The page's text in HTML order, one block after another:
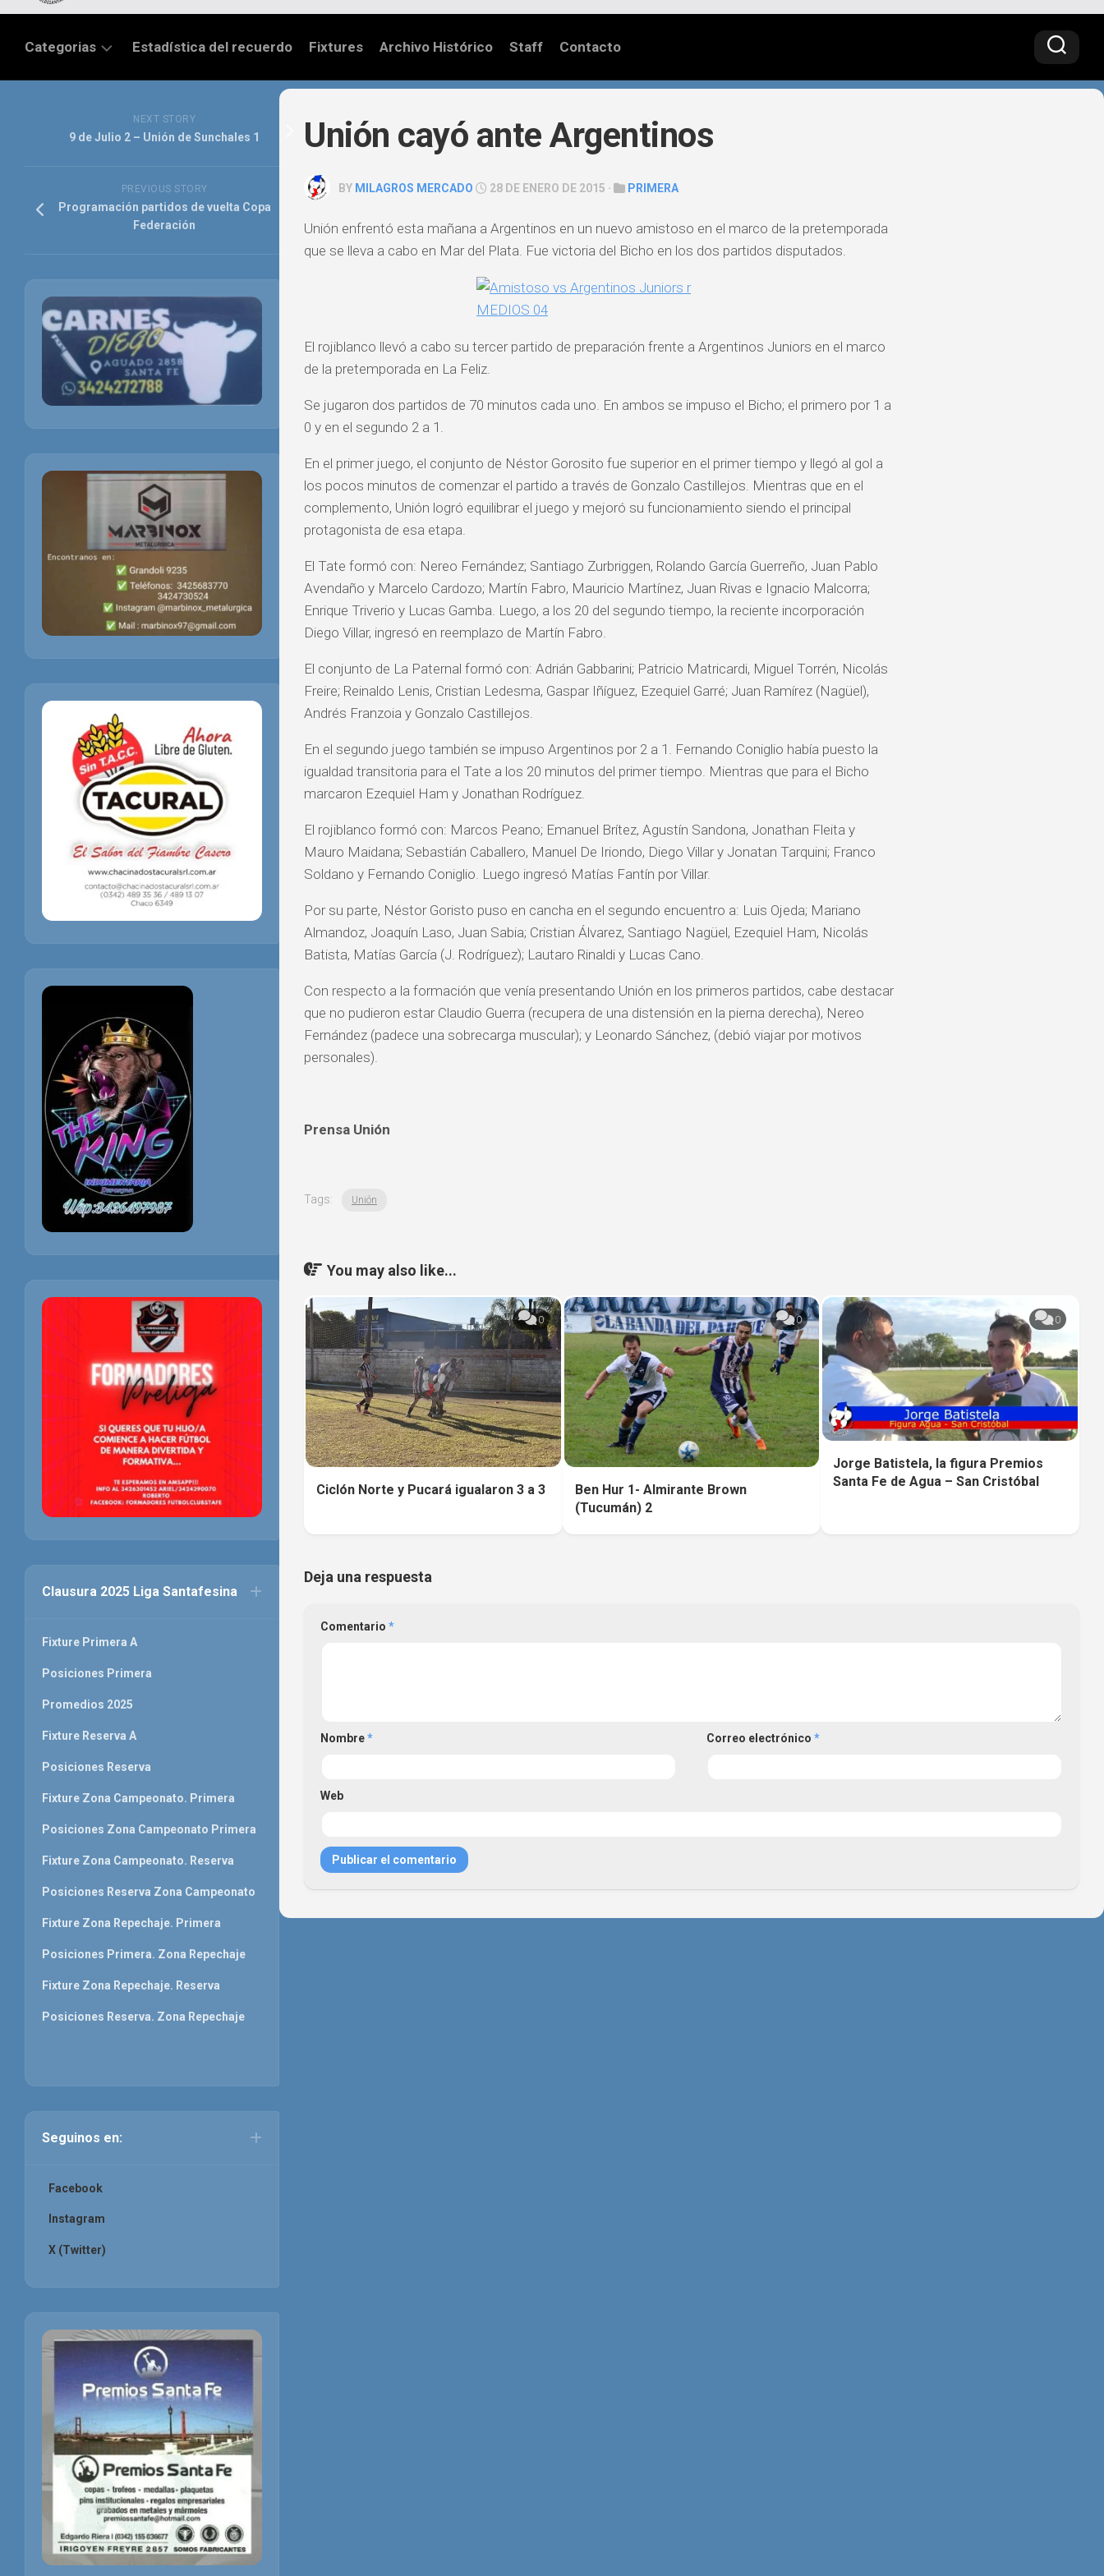
Categorias
TORNEO
FEDERAL
PRIMERA
FÚTBOL
INTERNACIONAL
Estadística del recuerdo Fixtures Archivo Histórico Staff Contacto
Unión cayó ante Argentinos
BY MILAGROS MERCADO 28 DE ENERO DE 2015 · PRIMERA
Unión enfrentó esta mañana a Argentinos en un nuevo amistoso en el marco de la pretemporada
que se lleva a cabo en Mar del Plata. Fue victoria del Bicho en los dos partidos disputados.
El rojiblanco llevó a cabo su tercer partido de preparación frente a Argentinos Juniors en el marco
de la pretemporada en La Feliz.
Se jugaron dos partidos de 70 minutos cada uno. En ambos se impuso el Bicho; el primero por 1 a
0 y en el segundo 2 a 1.
En el primer juego, el conjunto de Néstor Gorosito fue superior en el primer tiempo y llegó al gol a
los pocos minutos de comenzar el partido a través de Gonzalo Castillejos. Mientras que en el
complemento, Unión logró equilibrar el juego y mejoró su funcionamiento siendo el principal
protagonista de esa etapa.
El Tate formó con: Nereo Fernández; Santiago Zurbriggen, Rolando García Guerreño, Juan Pablo
Avendaño y Marcelo Cardozo; Martín Fabro, Mauricio Martínez, Juan Rivas e Ignacio Malcorra;
Enrique Triverio y Lucas Gamba. Luego, a los 20 del segundo tiempo, la reciente incorporación
Diego Villar, ingresó en reemplazo de Martín Fabro.
El conjunto de La Paternal formó con: Adrián Gabbarini; Patricio Matricardi, Miguel Torrén, Nicolás
Freire; Reinaldo Lenis, Cristian Ledesma, Gaspar Iñíguez, Ezequiel Garré; Juan Ramírez (Nagüel),
Andrés Franzoia y Gonzalo Castillejos.
En el segundo juego también se impuso Argentinos por 2 a 1. Fernando Coniglio había puesto la
igualdad transitoria para el Tate a los 20 minutos del primer tiempo. Mientras que para el Bicho
marcaron Ezequiel Ham y Jonathan Rodríguez.
El rojiblanco formó con: Marcos Peano; Emanuel Brítez, Agustín Sandona, Jonathan Fleita y
Mauro Maidana; Sebastián Caballero, Manuel De Iriondo, Diego Villar y Jonatan Tarquini; Franco
Soldano y Fernando Coniglio. Luego ingresó Matías Fantín por Villar.
Por su parte, Néstor Goristo puso en cancha en el segundo encuentro a: Luis Ojeda; Mariano
Almandoz, Joaquín Laso, Juan Sabia; Cristian Álvarez, Santiago Nagüel, Ezequiel Ham, Nicolás
Batista, Matías García (J. Rodríguez); Lautaro Rinaldi y Lucas Cano.
Con respecto a la formación que venía presentando Unión en los primeros partidos, cabe destacar
que no pudieron estar Claudio Guerra (recupera de una distensión en la pierna derecha), Nereo
Fernández (padece una sobrecarga muscular); y Leonardo Sánchez, (debió viajar por motivos
personales).
Prensa Unión
Tags: Unión
You may also like...
0
Ciclón Norte y Pucará igualaron 3 a 3
0
Ben Hur 1- Almirante Brown
(Tucumán) 2
0
Jorge Batistela, la figura Premios
Santa Fe de Agua – San Cristóbal
Deja una respuesta
Comentario *
Nombre* Correo electrónico*
Web
NEXT STORY
9 de Julio 2 – Unión de Sunchales 1
PREVIOUS STORY
Programación partidos de vuelta Copa
Federación
Clausura 2025 Liga Santafesina
Fixture Primera A
Posiciones Primera
Promedios 2025
Fixture Reserva A
Posiciones Reserva
Fixture Zona Campeonato. Primera
Posiciones Zona Campeonato Primera
Fixture Zona Campeonato. Reserva
Posiciones Reserva Zona Campeonato
Fixture Zona Repechaje. Primera
Posiciones Primera. Zona Repechaje
Fixture Zona Repechaje. Reserva
Posiciones Reserva. Zona Repechaje
Seguinos en:
Facebook
Instagram
X (Twitter)